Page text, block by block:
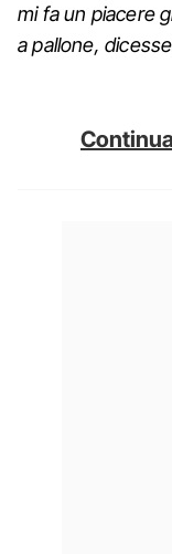
mi fa un piacere
a pallone,